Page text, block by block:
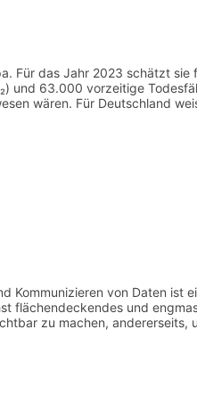
Für das Jahr 2023 schätzt sie
und 63.000 vorzeitige
wären. Für Deutschland
Kommunizieren von Daten ist
flächendeckendes und
zu machen, andererseits,